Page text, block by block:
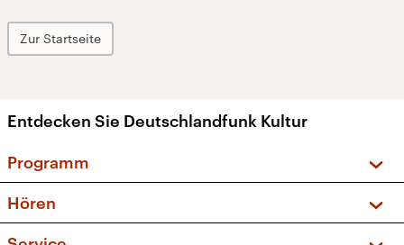
Zur Startseite
Entdecken Sie Deutschlandfunk Kultur
Programm
Sendungen und Podcasts
Hören